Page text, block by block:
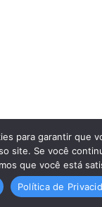
para garantir que
site. Se você
que você está
Política de